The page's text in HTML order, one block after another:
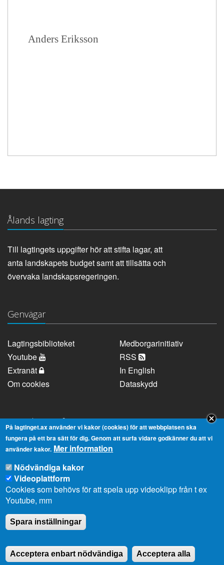
Anders Eriksson
Ålands lagting
Till lagtingets uppgifter hör att stifta lagar, att
anta landskapets budget samt att tillsätta och
övervaka landskapsregeringen.
Genvägar
Lagtingsbiblioteket
Medborgarinitiativ
Youtube
RSS
Extranät
In English
Om cookies
Dataskydd
Kontaktuppgifter
Strandgatan 37, AX-22100 Mariehamn
Telefonnummer:
+358 18 25000
E-
post:
info@lagtinget.ax
Fler:
Kontakta lagtingets kansli
2026 © Ålands Lagting
På lagtinget.ax använder vi kakor (cookies) för att webbplatsen ska
fungera på ett bra sätt för dig. Genom att surfa vidare godkänner du att vi
använder kakor. Mer information
Nödvändiga kakor
Videoplattform
Cookies som behövs för att spela upp videoklipp från t ex
Youtube, mm
Spara inställningar
Acceptera enbart nödvändiga Acceptera alla